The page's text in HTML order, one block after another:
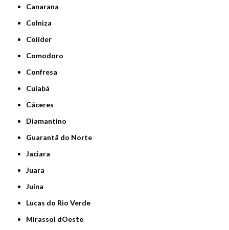
Canarana
Colniza
Colíder
Comodoro
Confresa
Cuiabá
Cáceres
Diamantino
Guarantã do Norte
Jaciara
Juara
Juína
Lucas do Rio Verde
Mirassol dOeste